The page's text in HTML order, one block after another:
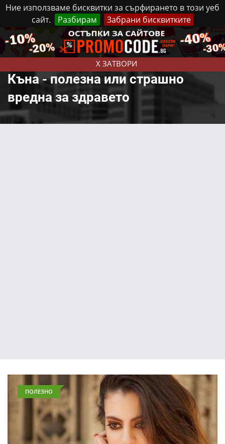
Ние използваме бисквитки за сърфирането в този уеб
сайт.
Разбирам Забрани бисквитките
X ЗАТВОРИ
Неделя, 9 Август, 2026 Реклама Контакти
Къна - полезна или страшно
вредна за здравето
ПОЛЕЗНО